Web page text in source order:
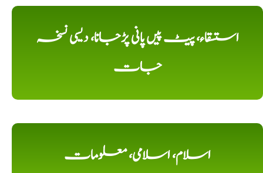
استسقاء، پیٹ پیں پانی پڑجانا، دیسی نسخہ
جات
اسلام، اسلامی، معلومات